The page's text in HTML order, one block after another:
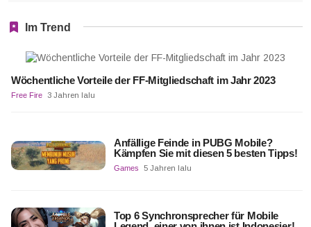
Im Trend
Wöchentliche Vorteile der FF-Mitgliedschaft im Jahr 2023
Free Fire 3 Jahren lalu
Anfällige Feinde in PUBG Mobile?
Kämpfen Sie mit diesen 5 besten Tipps!
Games 5 Jahren lalu
Top 6 Synchronsprecher für Mobile